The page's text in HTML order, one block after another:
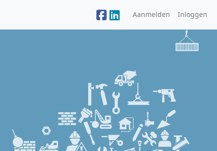
Aanmelden Inloggen